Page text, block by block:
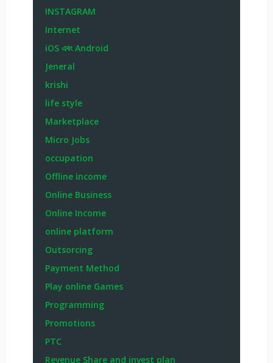
INSTAGRAM
Internet
iOS এবং Android
Jeneral
krishi
life style
Marketplace
Micro Jobs
occupation
Offline income
Online Business
Online Income
online platform
Outsorcing
Payment Method
Play online Games
Programming
Promotions
PTC
Revenue Share and invest plan